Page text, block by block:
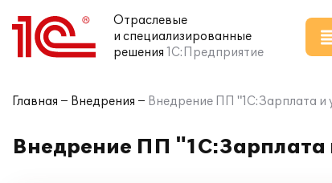
Отраслевые
и специализированные
решения 1С:Предприятие
Главная Внедрения Внедрение ПП "1С:Зарплата
Внедрение ПП